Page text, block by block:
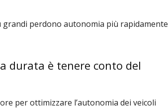
grandi perdono autonomia più rapidamente
durata è tenere conto del
per ottimizzare l’autonomia dei veicoli